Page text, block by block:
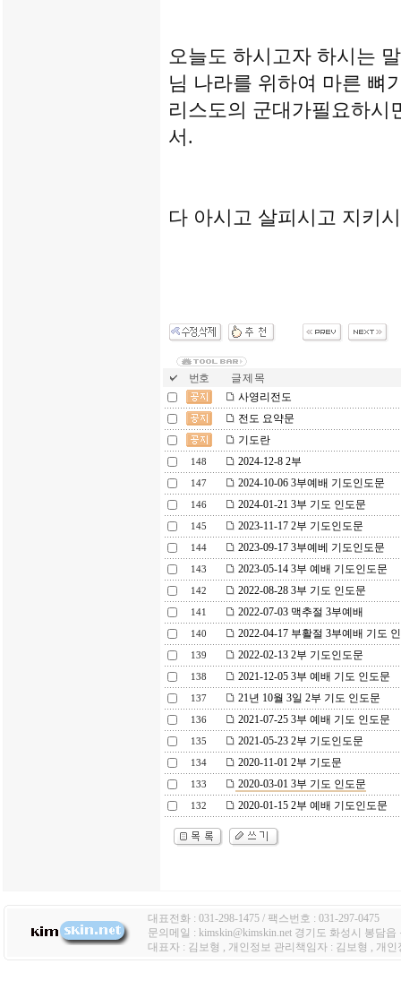
오늘도 하시고자 하시는
님 나라를 위하여 마른 뼈
리스도의 군대가필요하시
서.
다 아시고 살피시고 지키
번호
글 제 목
사영리전도
전도 요약문
기도란
148 2024-12-8 2부
147 2024-10-06 3부예배 기도인도문
146 2024-01-21 3부 기도 인도문
145 2023-11-17 2부 기도인도문
144 2023-09-17 3부예베 기도인도문
143 2023-05-14 3부 예배 기도인도문
142 2022-08-28 3부 기도 인도문
141 2022-07-03 맥추절 3부예배
140 2022-04-17 부활절 3부예배 기도
139 2022-02-13 2부 기도인도문
138 2021-12-05 3부 예배 기도 인도문
137 21년 10월 3일 2부 기도 인도문
136 2021-07-25 3부 예배 기도 인도문
135 2021-05-23 2부 기도인도문
134 2020-11-01 2부 기도문
133 2020-03-01 3부 기도 인도문
132 2020-01-15 2부 예배 기도인도문
대표전화 : 031-298-1475 / 팩스번호 : 031-297-0475
문의메일 : kimskin@kimskin.net 경기도 화성시 봉담
대표자 : 김보형 , 개인정보 관리책임자 : 김보형 , 개